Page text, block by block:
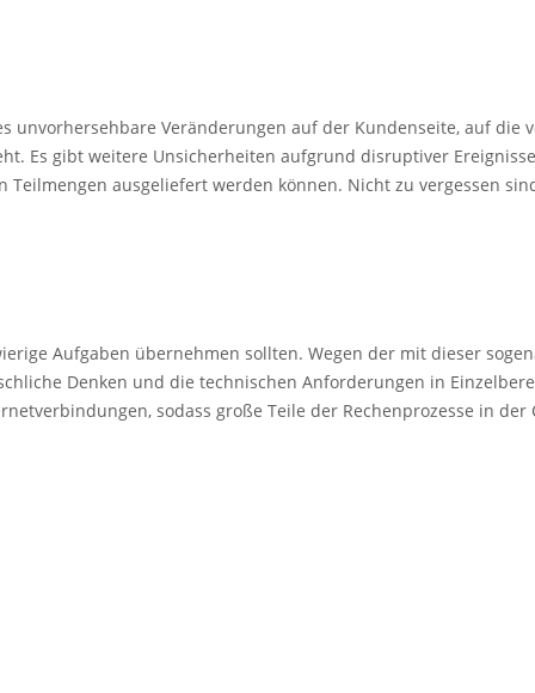
Veränderungen auf der Kundenseite, auf
gibt weitere Unsicherheiten aufgrund disruptiver
ausgeliefert werden können. Nicht zu
Aufgaben übernehmen sollten. Wegen der mit dieser
Denken und die technischen Anforderungen in
sodass große Teile der Rechenprozesse in